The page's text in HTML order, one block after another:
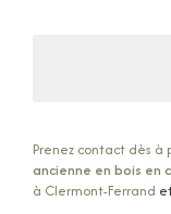
Prenez contact dès à
ancienne en bois en
à Clermont-Ferrand